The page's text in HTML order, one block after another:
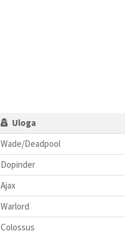
Uloga
Wade/Deadpool
Dopinder
Ajax
Warlord
Colossus